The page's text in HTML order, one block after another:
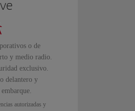
o de
y medio radio.
exclusivo.
delantero y
autorizadas y